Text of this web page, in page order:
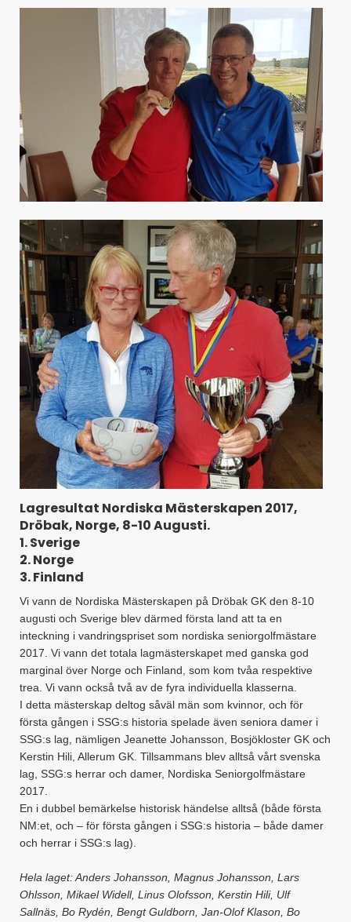
Lagresultat Nordiska Mästerskapen 2017,
Dröbak, Norge, 8-10 Augusti.
1. Sverige
2. Norge
3. Finland
Vi vann de Nordiska Mästerskapen på Dröbak GK den 8-10
augusti och Sverige blev därmed första land att ta en
inteckning i vandringspriset som nordiska seniorgolfmästare
2017. Vi vann det totala lagmästerskapet med ganska god
marginal över Norge och Finland, som kom tvåa respektive
trea. Vi vann också två av de fyra individuella klasserna.
I detta mästerskap deltog såväl män som kvinnor, och för
första gången i SSG:s historia spelade även seniora damer i
SSG:s lag, nämligen Jeanette Johansson, Bosjökloster GK och
Kerstin Hili, Allerum GK. Tillsammans blev alltså vårt svenska
lag, SSG:s herrar och damer, Nordiska Seniorgolfmästare
2017.
En i dubbel bemärkelse historisk händelse alltså (både första
NM:et, och – för första gången i SSG:s historia – både damer
och herrar i SSG:s lag).
Hela laget: Anders Johansson, Magnus Johansson, Lars
Ohlsson, Mikael Widell, Linus Olofsson, Kerstin Hili, Ulf
Sallnäs, Bo Rydén, Bengt Guldborn, Jan-Olof Klason, Bo